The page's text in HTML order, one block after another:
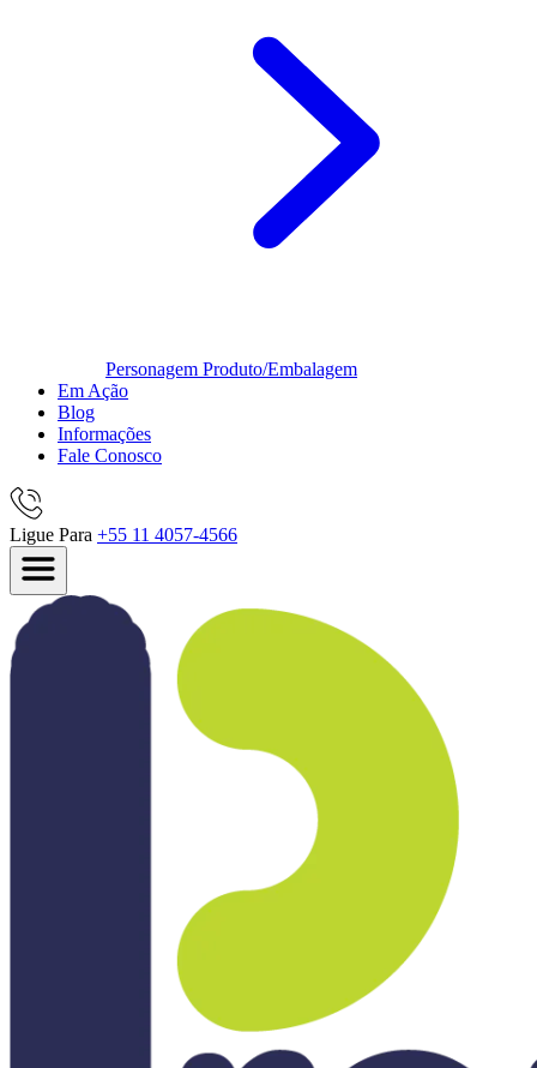
Personagem Produto/Embalagem
Em Ação
Blog
Informações
Fale Conosco
Ligue Para +55 11 4057-4566